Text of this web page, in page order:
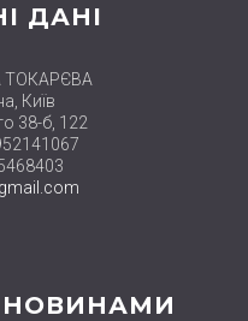
ДАНІ
ТОКАРЄВА
Київ
38-б, 122
НОВИНАМИ